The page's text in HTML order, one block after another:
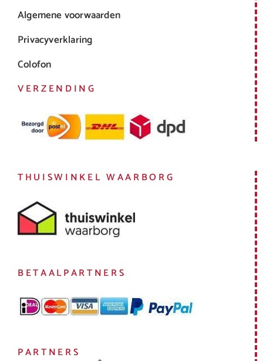
Algemene voorwaarden
Privacyverklaring
Colofon
VERZENDING
THUISWINKEL WAARBORG
BETAALPARTNERS
PARTNERS